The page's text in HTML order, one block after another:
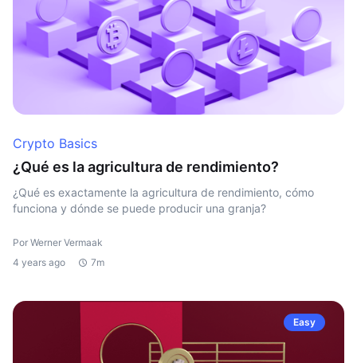
Crypto Basics
¿Qué es la agricultura de rendimiento?
¿Qué es exactamente la agricultura de rendimiento, cómo
funciona y dónde se puede producir una granja?
Por Werner Vermaak
4 years ago
7m
Easy